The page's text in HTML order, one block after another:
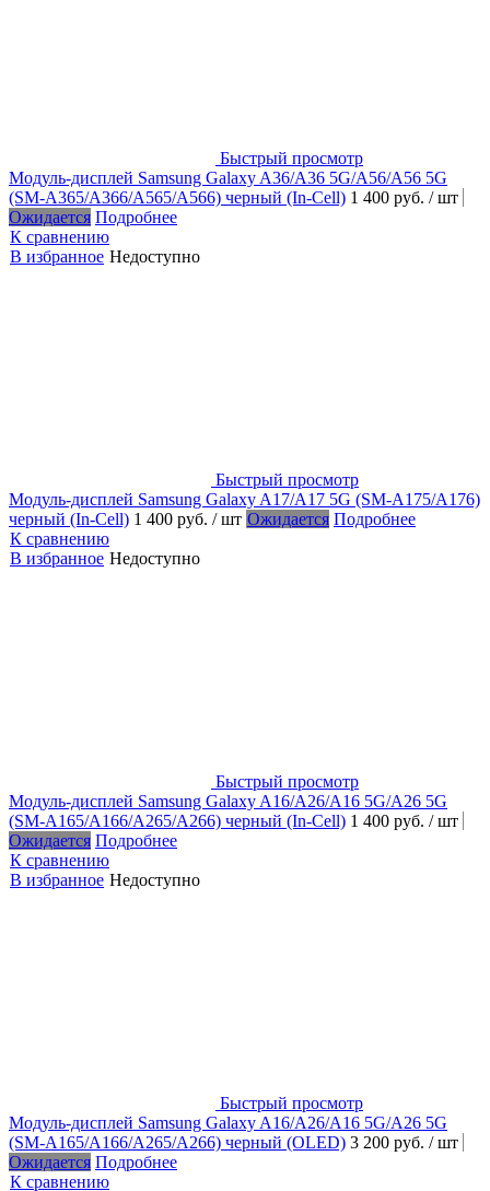
Быстрый просмотр
Модуль-дисплей Samsung Galaxy A36/A36 5G/A56/A56 5G
(SM-A365/A366/A565/A566) черный (In-Cell) 1 400 руб. / шт
Ожидается Подробнее
К сравнению
В избранное Недоступно
Быстрый просмотр
Модуль-дисплей Samsung Galaxy A17/A17 5G (SM-A175/A176)
черный (In-Cell) 1 400 руб. / шт Ожидается Подробнее
К сравнению
В избранное Недоступно
Быстрый просмотр
Модуль-дисплей Samsung Galaxy A16/A26/A16 5G/A26 5G
(SM-A165/A166/A265/A266) черный (In-Cell) 1 400 руб. / шт
Ожидается Подробнее
К сравнению
В избранное Недоступно
Быстрый просмотр
Модуль-дисплей Samsung Galaxy A16/A26/A16 5G/A26 5G
(SM-A165/A166/A265/A266) черный (OLED) 3 200 руб. / шт
Ожидается Подробнее
К сравнению